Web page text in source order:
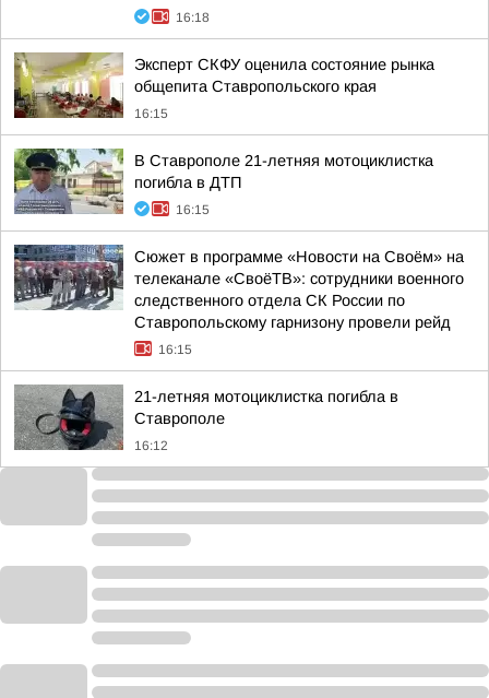
16:18
Эксперт СКФУ оценила состояние рынка
общепита Ставропольского края
16:15
В Ставрополе 21-летняя мотоциклистка
погибла в ДТП
16:15
Сюжет в программе «Новости на Своём» на
телеканале «СвоёТВ»: сотрудники военного
следственного отдела СК России по
Ставропольскому гарнизону провели рейд
16:15
21-летняя мотоциклистка погибла в
Ставрополе
16:12